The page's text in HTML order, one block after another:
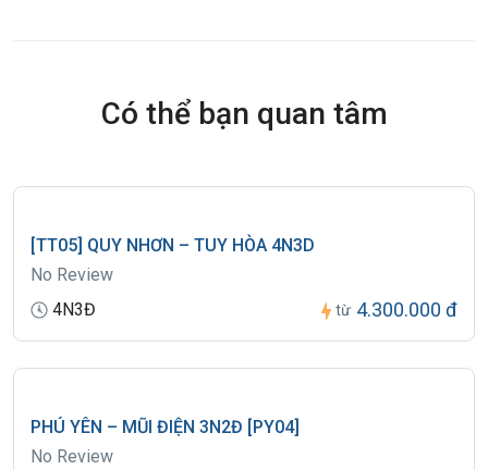
Có thể bạn quan tâm
[TT05] QUY NHƠN – TUY HÒA 4N3D
No Review
4N3Đ
từ 4.300.000 đ
PHÚ YÊN – MŨI ĐIỆN 3N2Đ [PY04]
No Review